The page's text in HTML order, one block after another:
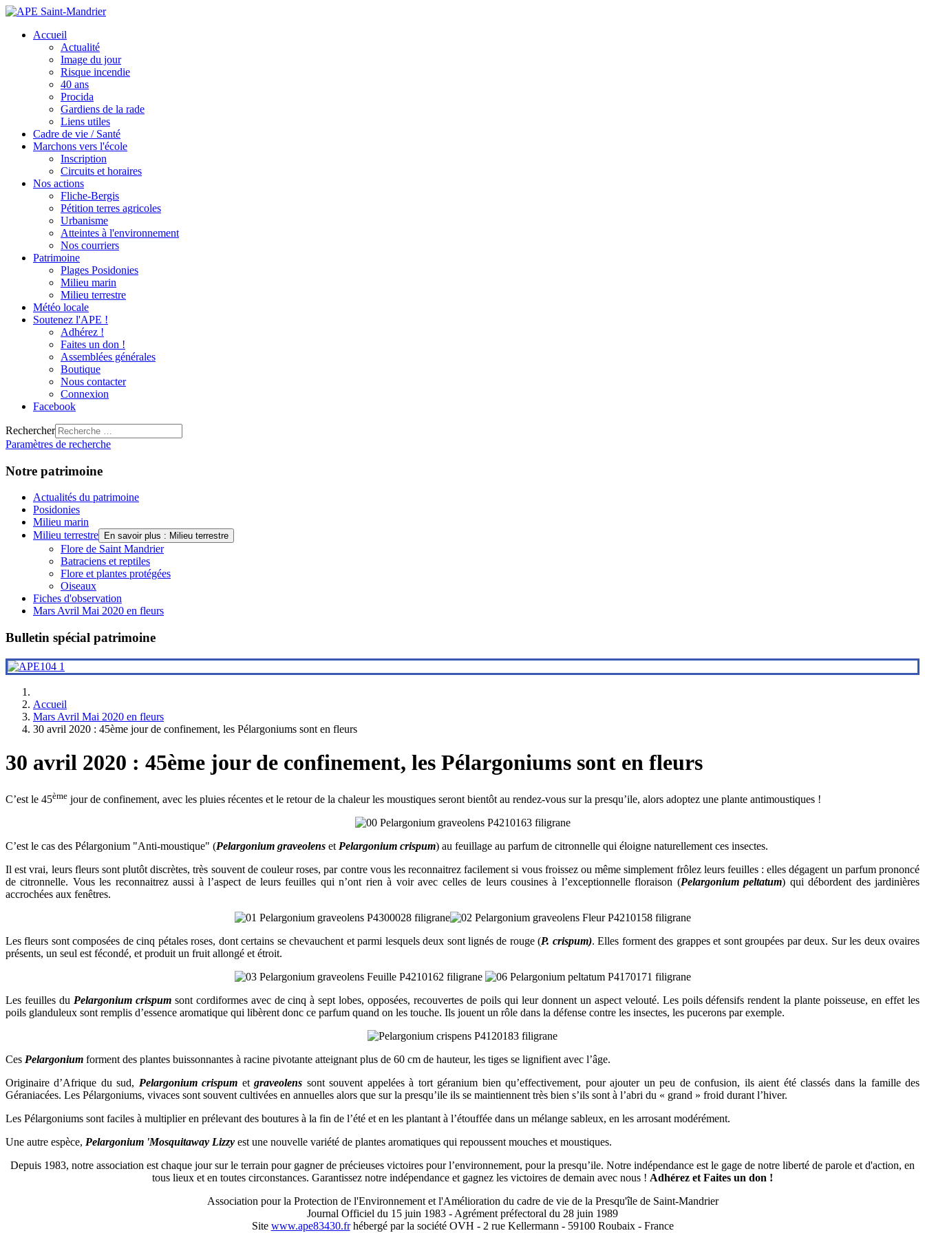
Accueil
Actualité
Image du jour
Risque incendie
40 ans
Procida
Gardiens de la rade
Liens utiles
Cadre de vie / Santé
Marchons vers l'école
Inscription
Circuits et horaires
Nos actions
Fliche-Bergis
Pétition terres agricoles
Urbanisme
Atteintes à l'environnement
Nos courriers
Patrimoine
Plages Posidonies
Milieu marin
Milieu terrestre
Météo locale
Soutenez l'APE !
Adhérez !
Faites un don !
Assemblées générales
Boutique
Nous contacter
Connexion
Facebook
Rechercher
Paramètres de recherche
Notre patrimoine
Actualités du patrimoine
Posidonies
Milieu marin
Milieu terrestre
En savoir plus : Milieu terrestre
Flore de Saint Mandrier
Batraciens et reptiles
Flore et plantes protégées
Oiseaux
Fiches d'observation
Mars Avril Mai 2020 en fleurs
Bulletin spécial patrimoine
Accueil
Mars Avril Mai 2020 en fleurs
30 avril 2020 : 45ème jour de confinement, les Pélargoniums sont en fleurs
30 avril 2020 : 45ème jour de confinement, les Pélargoniums sont en fleurs
C’est le 45ème jour de confinement, avec les pluies récentes et le retour de la chaleur les moustiques seront bientôt au rendez-vous sur la presqu’ile, alors adoptez une plante antimoustiques !
C’est le cas des Pélargonium "Anti-moustique" (Pelargonium graveolens et Pelargonium crispum) au feuillage au parfum de citronnelle qui éloigne naturellement ces insectes.
Il est vrai, leurs fleurs sont plutôt discrètes, très souvent de couleur roses, par contre vous les reconnaitrez facilement si vous froissez ou même simplement frôlez leurs feuilles : elles dégagent un parfum prononcé
de citronnelle. Vous les reconnaitrez aussi à l’aspect de leurs feuilles qui n’ont rien à voir avec celles de leurs cousines à l’exceptionnelle floraison (Pelargonium peltatum) qui débordent des jardinières
accrochées aux fenêtres.
Les fleurs sont composées de cinq pétales roses, dont certains se chevauchent et parmi lesquels deux sont lignés de rouge (P. crispum). Elles forment des grappes et sont groupées par deux. Sur les deux ovaires
présents, un seul est fécondé, et produit un fruit allongé et étroit.
Les feuilles du Pelargonium crispumsont cordiformes avec de cinq à sept lobes, opposées, recouvertes de poils qui leur donnent un aspect velouté. Les poils défensifs rendent la plante poisseuse, en effet les
poils glanduleux sont remplis d’essence aromatique qui libèrent donc ce parfum quand on les touche. Ils jouent un rôle dans la défense contre les insectes, les pucerons par exemple.
Ces Pelargonium forment des plantes buissonnantes à racine pivotante atteignant plus de 60 cm de hauteur, les tiges se lignifient avec l’âge.
Originaire d’Afrique du sud, Pelargonium crispum etgraveolens sont souvent appelées à tort géranium bien qu’effectivement, pour ajouter un peu de confusion, ils aient été classés dans la famille des
Géraniacées. Les Pélargoniums, vivaces sont souvent cultivées en annuelles alors que sur la presqu’ile ils se maintiennent très bien s’ils sont à l’abri du « grand » froid durant l’hiver.
Les Pélargoniums sont faciles à multiplier en prélevant des boutures à la fin de l’été et en les plantant à l’étouffée dans un mélange sableux, en les arrosant modérément.
Une autre espèce, Pelargonium 'Mosquitaway Lizzy est une nouvelle variété de plantes aromatiques qui repoussent mouches et moustiques.
Depuis 1983, notre association est chaque jour sur le terrain pour gagner de précieuses victoires pour l’environnement, pour la presqu’ile. Notre indépendance est le gage de notre liberté de parole et d'action, en
tous lieux et en toutes circonstances. Garantissez notre indépendance et gagnez les victoires de demain avec nous ! Adhérez et Faites un don !
Association pour la Protection de l'Environnement et l'Amélioration du cadre de vie de la Presqu'île de Saint-Mandrier
Journal Officiel du 15 juin 1983 - Agrément préfectoral du 28 juin 1989
Site www.ape83430.frhébergé par la société OVH - 2 rue Kellermann - 59100 Roubaix - France